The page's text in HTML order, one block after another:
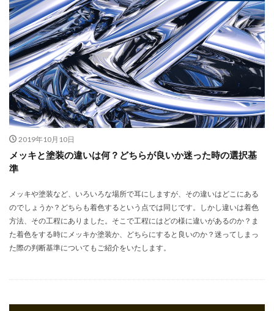
2019年10月10日
メッキと塗装の違いは何？どちらが良いか迷った時の選択基
準
メッキや塗装など、いろいろな場所で耳にしますが、その違いはどこにある
のでしょうか？どちらも着色するという点では同じです。しかし違いは着色
方法、その工程にありました。そこで工程にはどの様に違いがあるのか？ま
た着色をする時にメッキか塗装か、どちらにすると良いのか？迷ってしまっ
た際の判断基準についてもご紹介をいたします。